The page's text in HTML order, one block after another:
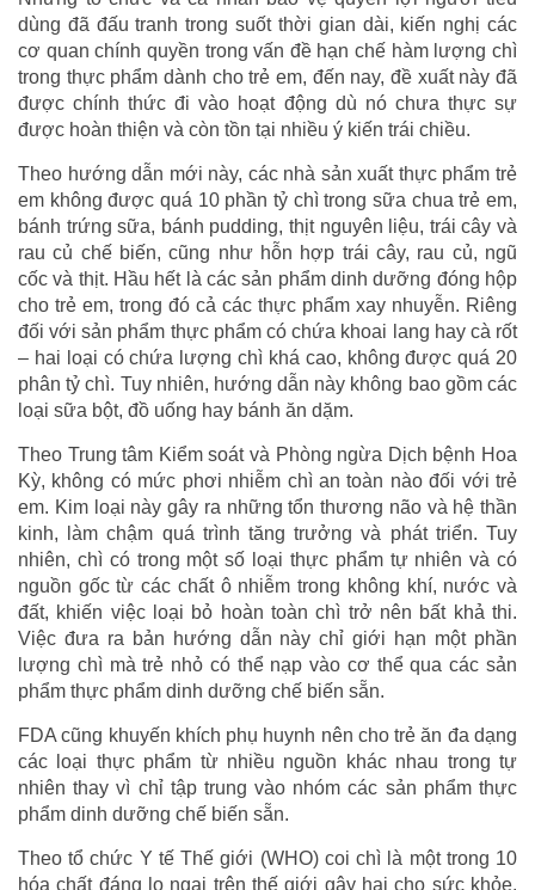
dùng đã đấu tranh trong suốt thời gian dài, kiến nghị các
cơ quan chính quyền trong vấn đề hạn chế hàm lượng chì
trong thực phẩm dành cho trẻ em, đến nay, đề xuất này đã
được chính thức đi vào hoạt động dù nó chưa thực sự
được hoàn thiện và còn tồn tại nhiều ý kiến trái chiều.
Theo hướng dẫn mới này, các nhà sản xuất thực phẩm trẻ
em không được quá 10 phần tỷ chì trong sữa chua trẻ em,
bánh trứng sữa, bánh pudding, thịt nguyên liệu, trái cây và
rau củ chế biến, cũng như hỗn hợp trái cây, rau củ, ngũ
cốc và thịt. Hầu hết là các sản phẩm dinh dưỡng đóng hộp
cho trẻ em, trong đó cả các thực phẩm xay nhuyễn. Riêng
đối với sản phẩm thực phẩm có chứa khoai lang hay cà rốt
– hai loại có chứa lượng chì khá cao, không được quá 20
phân tỷ chì. Tuy nhiên, hướng dẫn này không bao gồm các
loại sữa bột, đồ uống hay bánh ăn dặm.
Theo Trung tâm Kiểm soát và Phòng ngừa Dịch bệnh Hoa
Kỳ, không có mức phơi nhiễm chì an toàn nào đối với trẻ
em. Kim loại này gây ra những tổn thương não và hệ thần
kinh, làm chậm quá trình tăng trưởng và phát triển. Tuy
nhiên, chì có trong một số loại thực phẩm tự nhiên và có
nguồn gốc từ các chất ô nhiễm trong không khí, nước và
đất, khiến việc loại bỏ hoàn toàn chì trở nên bất khả thi.
Việc đưa ra bản hướng dẫn này chỉ giới hạn một phần
lượng chì mà trẻ nhỏ có thể nạp vào cơ thể qua các sản
phẩm thực phẩm dinh dưỡng chế biến sẵn.
FDA cũng khuyến khích phụ huynh nên cho trẻ ăn đa dạng
các loại thực phẩm từ nhiều nguồn khác nhau trong tự
nhiên thay vì chỉ tập trung vào nhóm các sản phẩm thực
phẩm dinh dưỡng chế biến sẵn.
Theo tổ chức Y tế Thế giới (WHO) coi chì là một trong 10
hóa chất đáng lo ngại trên thế giới gây hại cho sức khỏe.